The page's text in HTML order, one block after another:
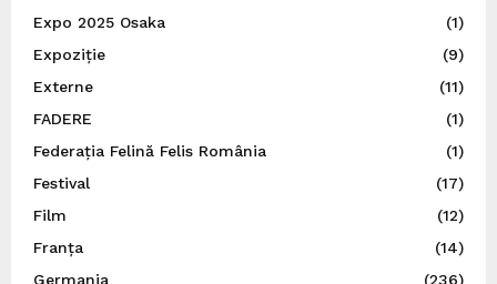
Expo 2025 Osaka
(1)
Expoziție
(9)
Externe
(11)
FADERE
(1)
Federația Felină Felis România
(1)
Festival
(17)
Film
(12)
Franța
(14)
Germania
(236)